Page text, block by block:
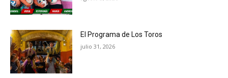
El Programa de Los Toros
julio 31, 2026